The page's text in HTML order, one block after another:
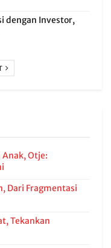
dengan Investor,
Otje:
Dari Fragmentasi
Tekankan